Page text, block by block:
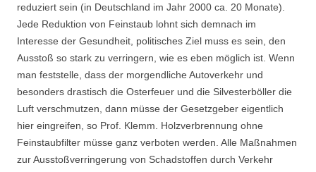
reduziert sein (in Deutschland im Jahr 2000 ca. 20 Monate).
Jede Reduktion von Feinstaub lohnt sich demnach im
Interesse der Gesundheit, politisches Ziel muss es sein, den
Ausstoß so stark zu verringern, wie es eben möglich ist. Wenn
man feststelle, dass der morgendliche Autoverkehr und
besonders drastisch die Osterfeuer und die Silvesterböller die
Luft verschmutzen, dann müsse der Gesetzgeber eigentlich
hier eingreifen, so Prof. Klemm. Holzverbrennung ohne
Feinstaubfilter müsse ganz verboten werden. Alle Maßnahmen
zur Ausstoßverringerung von Schadstoffen durch Verkehr